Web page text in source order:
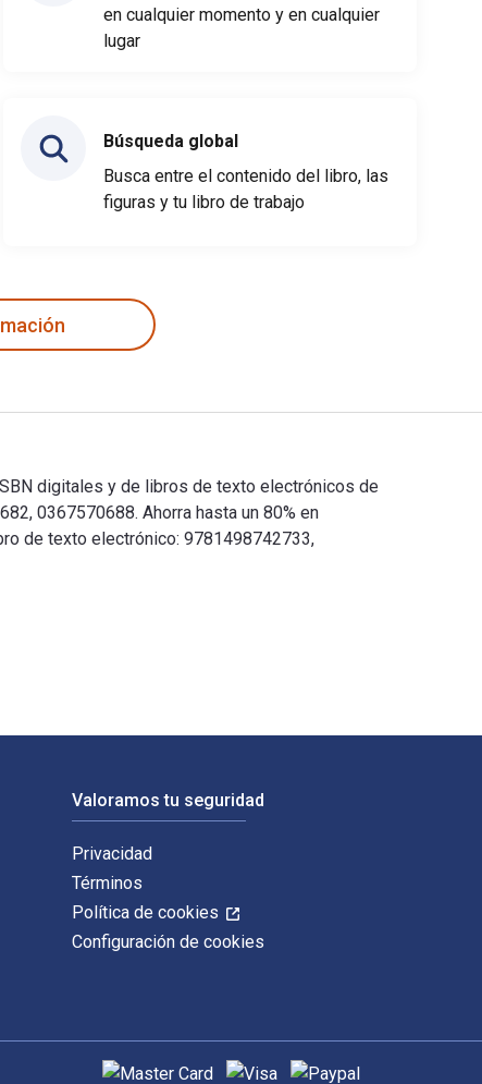
en cualquier momento y en cualquier
lugar
Búsqueda global
Busca entre el contenido del libro, las
figuras y tu libro de trabajo
digitales y de libros de texto electrónicos de
0367570688. Ahorra hasta un 80% en
de texto electrónico: 9781498742733,
Valoramos tu seguridad
Privacidad
Términos
Política de cookies
Configuración de cookies
Métodos de pago admitidos